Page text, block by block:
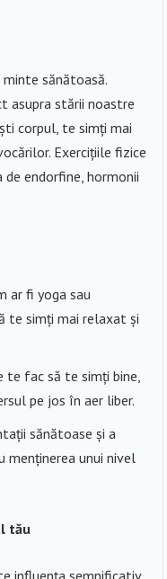
sănătoasă.
asupra stării noastre
corpul, te simți mai
Exercițiile fizice
endorfine, hormonii
ar fi yoga sau
te simți mai relaxat și
fac să te simți bine,
pe jos în aer liber.
sănătoase și a
menținerea unui nivel
tău
influența semnificativ